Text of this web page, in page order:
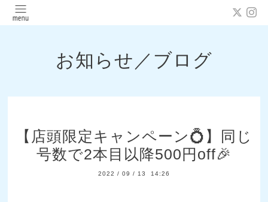
お知らせ／ブログ
【店頭限定キャンペーン💍】同じ
号数で2本目以降500円off🎉
2022 / 09 / 13 14:26